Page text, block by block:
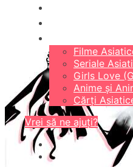
Filme
Seriale
Girls Love
Anime și
Cărți
Vrei să ne ajuți?